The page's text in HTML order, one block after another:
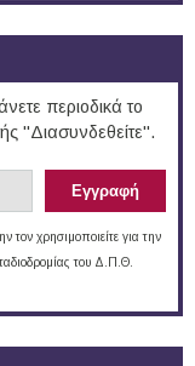
περιοδικά το
"Διασυνδεθείτε".
χρησιμοποιείτε για την
του Δ.Π.Θ.